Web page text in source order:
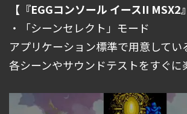
【『EGGコンソール イースII MSX2
・「シーンセレクト」モード
アプリケーション標準で用意してい
各シーンやサウンドテストをすぐに